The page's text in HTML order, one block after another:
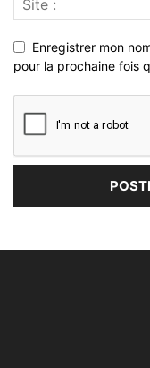
Enregistrer mon
pour la prochaine fois